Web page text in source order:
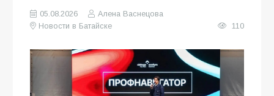
05.08.2026
Алена Васнецова
Новости в Батайске
110